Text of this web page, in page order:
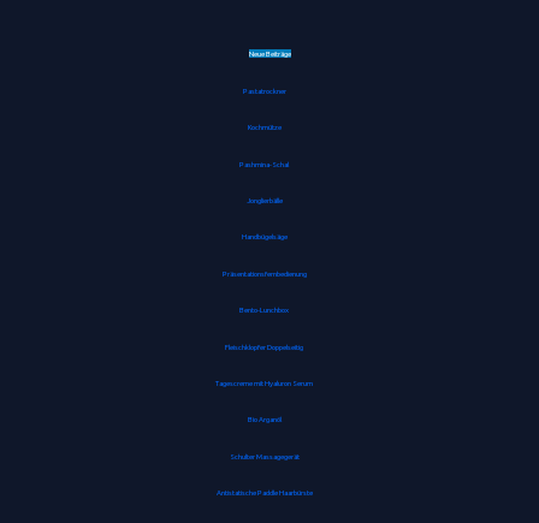
Neue Beiträge
Pastatrockner
Kochmütze
Pashmina-Schal
Jonglierbälle
Handbügelsäge
Präsentationsfernbedienung
Bento-Lunchbox
Fleischklopfer Doppelseitig
Tagescreme mit Hyaluron Serum
Bio Arganöl
Schulter Massagegerät
Antistatische Paddle Haarbürste